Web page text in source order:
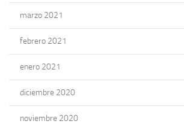
marzo 2021
febrero 2021
enero 2021
diciembre 2020
noviembre 2020